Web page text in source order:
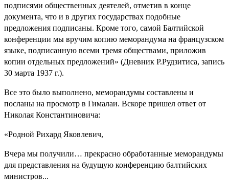
подписями общественных деятелей, отметив в конце
документа, что и в других государствах подобные
предложения подписаны. Кроме того, самой Балтийской
конференции мы вручим копию меморандума на французском
языке, подписанную всеми тремя обществами, приложив
копии отдельных предложений» (Дневник Р.Рудзитиса, запись
30 марта 1937 г.).
Все это было выполнено, меморандумы составлены и
посланы на просмотр в Гималаи. Вскоре пришел ответ от
Николая Константиновича:
«Родной Рихард Яковлевич,
Вчера мы получили… прекрасно обработанные меморандумы
для представления на будущую конференцию балтийских
министров...